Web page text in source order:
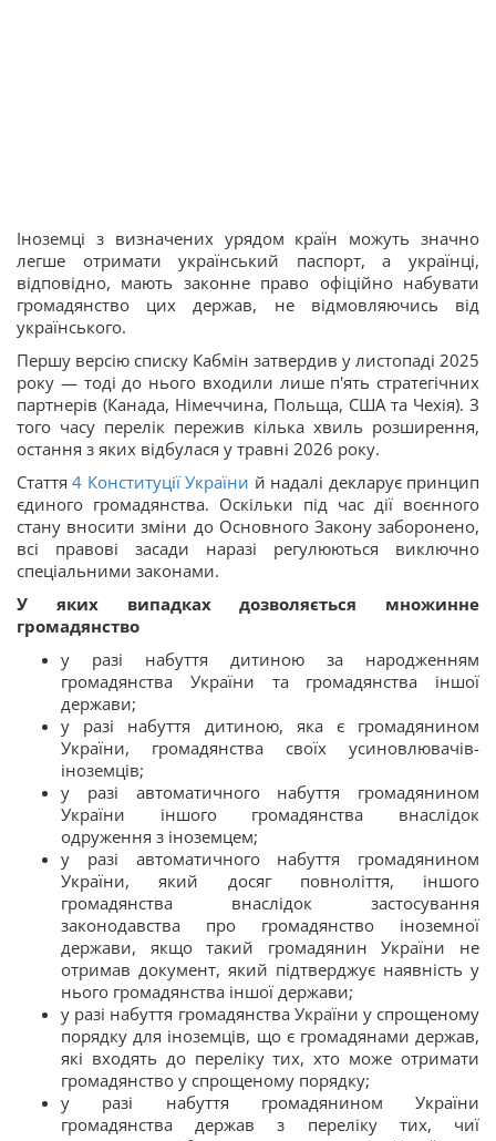
Іноземці з визначених урядом країн можуть значно
легше отримати український паспорт, а українці,
відповідно, мають законне право офіційно набувати
громадянство цих держав, не відмовляючись від
українського.
Першу версію списку Кабмін затвердив у листопаді 2025
року — тоді до нього входили лише п'ять стратегічних
партнерів (Канада, Німеччина, Польща, США та Чехія). З
того часу перелік пережив кілька хвиль розширення,
остання з яких відбулася у травні 2026 року.
Стаття 4 Конституції України й надалі декларує принцип
єдиного громадянства. Оскільки під час дії воєнного
стану вносити зміни до Основного Закону заборонено,
всі правові засади наразі регулюються виключно
спеціальними законами.
У яких випадках дозволяється множинне
громадянство
у разі набуття дитиною за народженням
громадянства України та громадянства іншої
держави;
у разі набуття дитиною, яка є громадянином
України, громадянства своїх усиновлювачів-
іноземців;
у разі автоматичного набуття громадянином
України іншого громадянства внаслідок
одруження з іноземцем;
у разі автоматичного набуття громадянином
України, який досяг повноліття, іншого
громадянства внаслідок застосування
законодавства про громадянство іноземної
держави, якщо такий громадянин України не
отримав документ, який підтверджує наявність у
нього громадянства іншої держави;
у разі набуття громадянства України у спрощеному
порядку для іноземців, що є громадянами держав,
які входять до переліку тих, хто може отримати
громадянство у спрощеному порядку;
у разі набуття громадянином України
громадянства держав з переліку тих, чиї